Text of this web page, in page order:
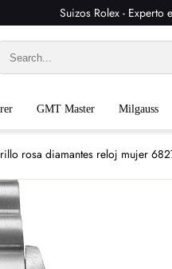
Suizos Rolex - Experto
GMT Master Milgauss
rosa diamantes reloj mujer